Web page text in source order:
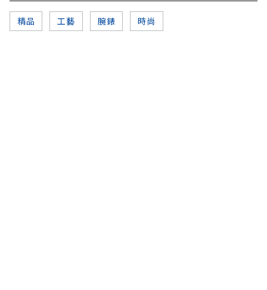
精品 工藝 腕錶 時尚